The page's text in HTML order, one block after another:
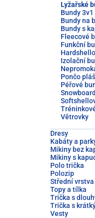
Lyžařské
Bundy 3v1
Bundy na
Bundy s
Fleecové
Funkční
Izolační
Pončo
Péřové
Větrovky
Dresy
Kabáty a
Mikiny bez
Mikiny s
Polo trička
Polozip
Střední vrstva
Topy a tílka
Trička s
Trička s
Vesty